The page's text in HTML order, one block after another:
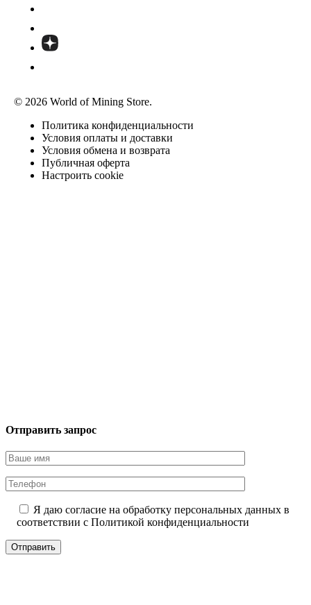
© 2026 World of Mining Store.
Политика конфиденциальности
Условия оплаты и доставки
Условия обмена и возврата
Публичная оферта
Настроить cookie
Отправить запрос
Я даю согласие на обработку персональных данных в
соответствии с Политикой конфиденциальности